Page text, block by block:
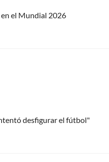
el Mundial 2026
desfigurar el fútbol"